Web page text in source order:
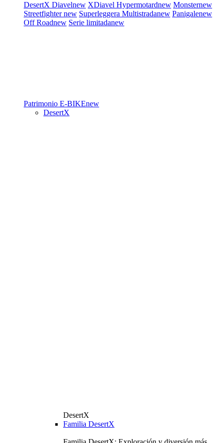
DesertX Diavelnew XDiavel Hypermotardnew Monsternew
Streetfighternew Superleggera Multistradanew Panigalenew
Off Roadnew Serie limitadanew
Patrimonio E-BIKEnew
DesertX
DesertX
Familia DesertX